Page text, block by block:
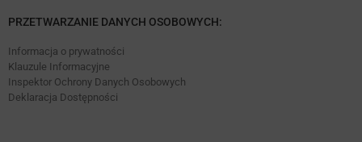
PRZETWARZANIE DANYCH OSOBOWYCH:
Informacja o prywatności
Klauzule Informacyjne
Inspektor Ochrony Danych Osobowych
Deklaracja Dostępności